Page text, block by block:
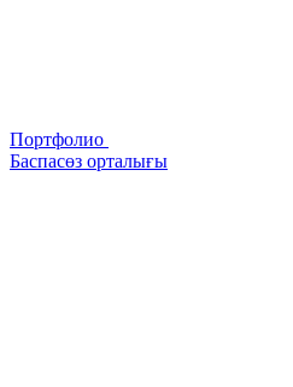
Портфолио
Баспасөз орталығы